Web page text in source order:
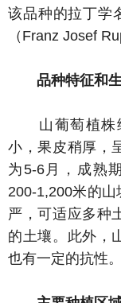
该品种的拉丁学
（Franz Josef
品种特征和
山葡萄植株细
小，果皮稍厚，
为5-6月，成熟
200-1,200米的
严，可适应多种
的土壤。此外，
也有一定的抗性。